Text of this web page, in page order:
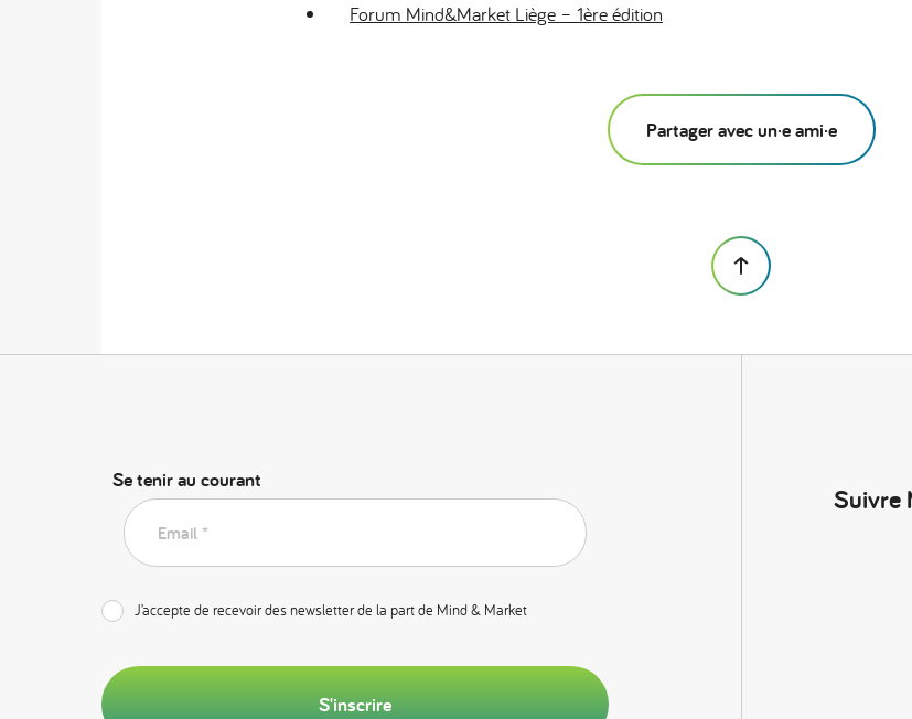
Forum Mind&Market Liège – 1ère édition
Partager avec un·e ami·e
Se tenir au courant
Email *
J’accepte de recevoir des newsletter de la part de Mind & Market
S'inscrire
Suivre